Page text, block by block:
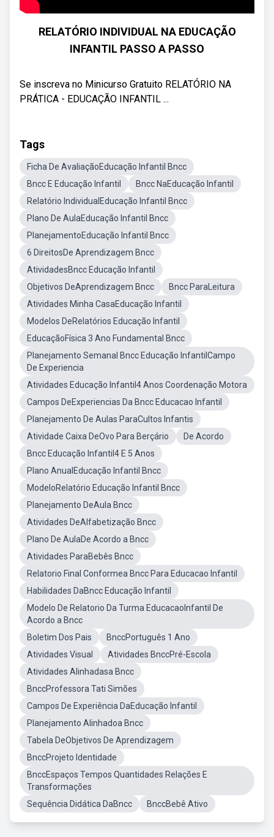
RELATÓRIO INDIVIDUAL NA EDUCAÇÃO
INFANTIL PASSO A PASSO
Se inscreva no Minicurso Gratuito RELATÓRIO NA
PRÁTICA - EDUCAÇÃO INFANTIL ...
Tags
Ficha De AvaliaçãoEducação Infantil Bncc
Bncc E Educação Infantil
Bncc NaEducação Infantil
Relatório IndividualEducação Infantil Bncc
Plano De AulaEducação Infantil Bncc
PlanejamentoEducação Infantil Bncc
6 DireitosDe Aprendizagem Bncc
AtividadesBncc Educação Infantil
Objetivos DeAprendizagem Bncc
Bncc ParaLeitura
Atividades Minha CasaEducação Infantil
Modelos DeRelatórios Educação Infantil
EducaçãoFísica 3 Ano Fundamental Bncc
Planejamento Semanal Bncc Educação InfantilCampo
De Experiencia
Atividades Educação Infantil4 Anos Coordenação Motora
Campos DeExperiencias Da Bncc Educacao Infantil
Planejamento De Aulas ParaCultos Infantis
Atividade Caixa DeOvo Para Berçário
De Acordo
Bncc Educação Infantil4 E 5 Anos
Plano AnualEducação Infantil Bncc
ModeloRelatório Educação Infantil Bncc
Planejamento DeAula Bncc
Atividades DeAlfabetização Bncc
Plano De AulaDe Acordo a Bncc
Atividades ParaBebês Bncc
Relatorio Final Conformea Bncc Para Educacao Infantil
Habilidades DaBncc Educação Infantil
Modelo De Relatorio Da Turma EducacaoInfantil De
Acordo a Bncc
Boletim Dos Pais
BnccPortuguês 1 Ano
Atividades Visual
Atividades BnccPré-Escola
Atividades Alinhadasa Bncc
BnccProfessora Tati Simões
Campos De Experiência DaEducação Infantil
Planejamento Alinhadoa Bncc
Tabela DeObjetivos De Aprendizagem
BnccProjeto Identidade
BnccEspaços Tempos Quantidades Relações E
Transformações
Sequência Didática DaBncc
BnccBebê Ativo